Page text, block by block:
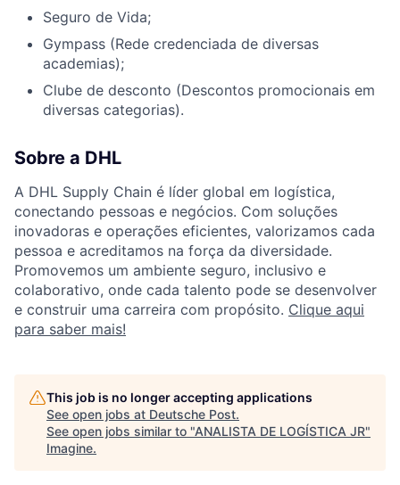
Seguro de Vida;
Gympass (Rede credenciada de diversas
academias);
Clube de desconto (Descontos promocionais em
diversas categorias).
Sobre a DHL
A DHL Supply Chain é líder global em logística,
conectando pessoas e negócios. Com soluções
inovadoras e operações eficientes, valorizamos cada
pessoa e acreditamos na força da diversidade.
Promovemos um ambiente seguro, inclusivo e
colaborativo, onde cada talento pode se desenvolver
e construir uma carreira com propósito. Clique aqui
para saber mais!
This job is no longer accepting applications
See open jobs at Deutsche Post.
See open jobs similar to "ANALISTA DE LOGÍSTICA JR"
Imagine.